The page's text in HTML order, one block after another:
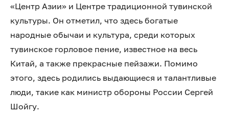
«Центр Азии» и Центре традиционной тувинской
культуры. Он отметил, что здесь богатые
народные обычаи и культура, среди которых
тувинское горловое пение, известное на весь
Китай, а также прекрасные пейзажи. Помимо
этого, здесь родились выдающиеся и талантливые
люди, такие как министр обороны России Сергей
Шойгу.